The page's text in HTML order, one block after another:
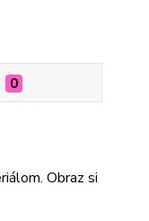
0
Obraz si